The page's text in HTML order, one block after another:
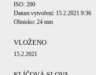
ISO: 200
Datum vytvoření: 15.2.2021 9:36
Ohnisko: 24 mm
VLOŽENO
15.2.2021